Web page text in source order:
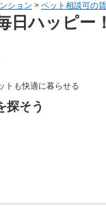
ション > ペット相談可の
日ハッピー
トも快適に暮らせる
探そう